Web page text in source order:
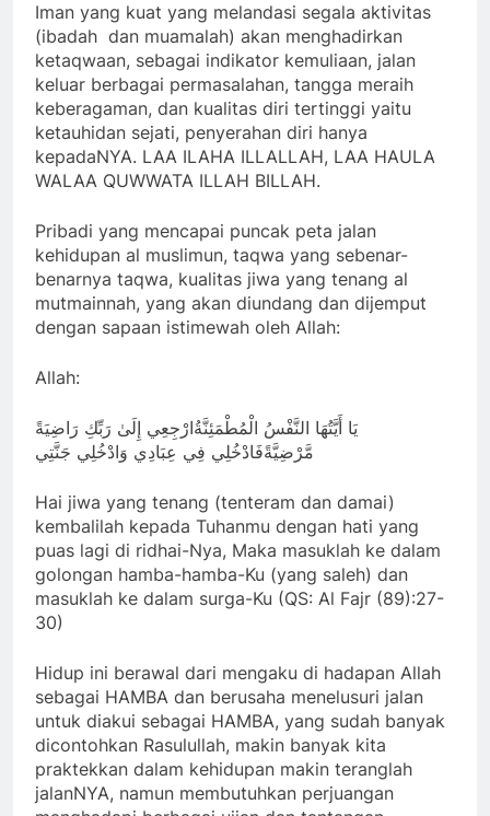
Iman yang kuat yang melandasi segala aktivitas
(ibadah dan muamalah) akan menghadirkan
ketaqwaan, sebagai indikator kemuliaan, jalan
keluar berbagai permasalahan, tangga meraih
keberagaman, dan kualitas diri tertinggi yaitu
ketauhidan sejati, penyerahan diri hanya
kepadaNYA. LAA ILAHA ILLALLAH, LAA HAULA
WALAA QUWWATA ILLAH BILLAH.
Pribadi yang mencapai puncak peta jalan
kehidupan al muslimun, taqwa yang sebenar-
benarnya taqwa, kualitas jiwa yang tenang al
mutmainnah, yang akan diundang dan dijemput
dengan sapaan istimewah oleh Allah:
Allah:
يَا أَيَّتُهَا النَّفْسُ الْمُطْمَئِنَّةُارْجِعِي إِلَىٰ رَبِّكِ رَاضِيَةً
مَّرْضِيَّةًفَادْخُلِي فِي عِبَادِي وَادْخُلِي جَنَّتِي
Hai jiwa yang tenang (tenteram dan damai)
kembalilah kepada Tuhanmu dengan hati yang
puas lagi di ridhai-Nya, Maka masuklah ke dalam
golongan hamba-hamba-Ku (yang saleh) dan
masuklah ke dalam surga-Ku (QS: Al Fajr (89):27-
30)
Hidup ini berawal dari mengaku di hadapan Allah
sebagai HAMBA dan berusaha menelusuri jalan
untuk diakui sebagai HAMBA, yang sudah banyak
dicontohkan Rasulullah, makin banyak kita
praktekkan dalam kehidupan makin teranglah
jalanNYA, namun membutuhkan perjuangan